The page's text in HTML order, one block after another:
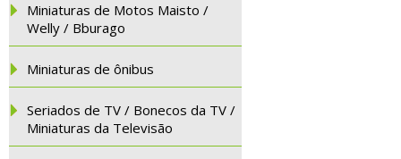
Miniaturas de Motos Maisto /
Welly / Bburago
Miniaturas de ônibus
Seriados de TV / Bonecos da TV /
Miniaturas da Televisão